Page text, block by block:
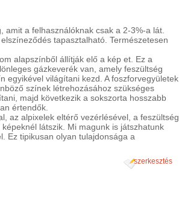
a felhasználóknak csak a 2-3%-a lát.
tapasztalható. Természetesen
alapszínből állítják elő a kép et. Ez a
gázkeverék van, amely feszültség
egyikével világítani kezd. A foszforvegyületek
színek létrehozásához szükséges
majd következik a sokszorta hosszabb
értendők.
az alpixelek eltérő vezérlésével, a feszültség
látszik. Mi magunk is játszhatunk
Ez tipikusan olyan tulajdonsága a
szerkesztés